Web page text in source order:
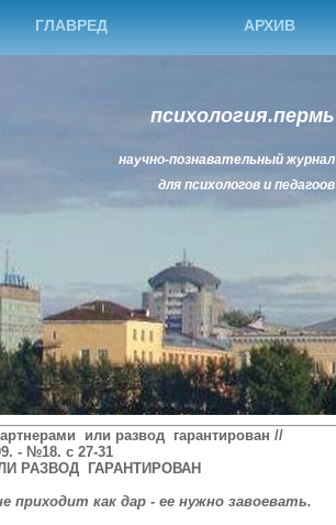
ГЛАВРЕД АРХИВ
психология.пермь
научно-познавательный журнал
для психологов и педагоов
или развод гарантирован //
- №18. с 27-31
РАЗВОД ГАРАНТИРОВАН
приходит как дар - ее нужно завоевать.